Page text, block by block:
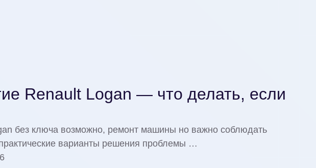
Renault Logan — что делать, если
без ключа возможно, ремонт машины но важно соблюдать
варианты решения проблемы …